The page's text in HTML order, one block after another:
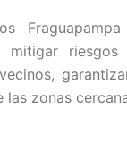
mitigar riesgos
las zonas